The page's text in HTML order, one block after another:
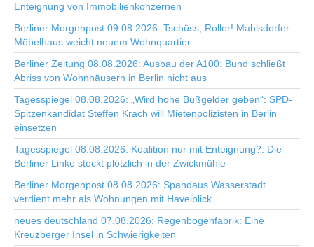
Enteignung von Immobilienkonzernen
Berliner Morgenpost 09.08.2026: Tschüss, Roller! Mahlsdorfer
Möbelhaus weicht neuem Wohnquartier
Berliner Zeitung 08.08.2026: Ausbau der A100: Bund schließt
Abriss von Wohnhäusern in Berlin nicht aus
Tagesspiegel 08.08.2026: „Wird hohe Bußgelder geben“: SPD-
Spitzenkandidat Steffen Krach will Mietenpolizisten in Berlin
einsetzen
Tagesspiegel 08.08.2026: Koalition nur mit Enteignung?: Die
Berliner Linke steckt plötzlich in der Zwickmühle
Berliner Morgenpost 08.08.2026: Spandaus Wasserstadt
verdient mehr als Wohnungen mit Havelblick
neues deutschland 07.08.2026: Regenbogenfabrik: Eine
Kreuzberger Insel in Schwierigkeiten